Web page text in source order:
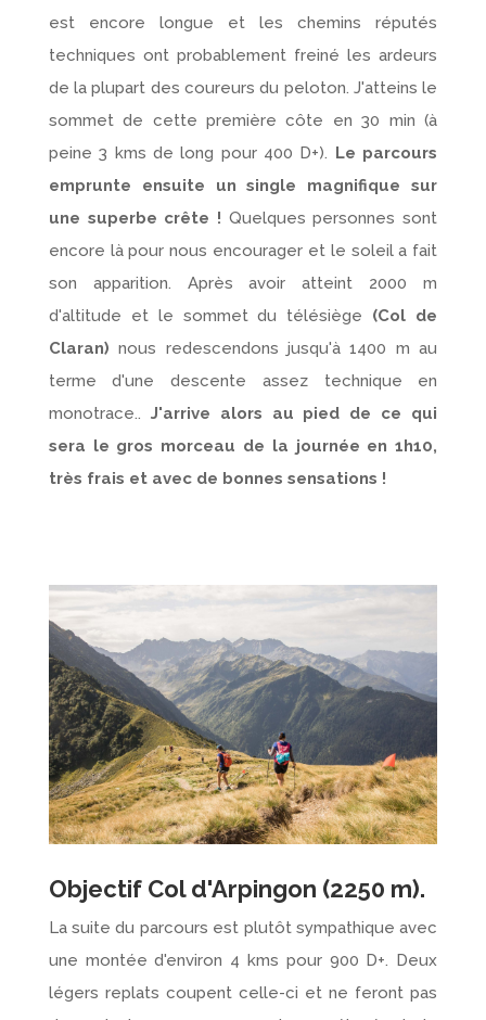
est encore longue et les chemins réputés
techniques ont probablement freiné les ardeurs
de la plupart des coureurs du peloton. J'atteins le
sommet de cette première côte en 30 min (à
peine 3 kms de long pour 400 D+). Le parcours
emprunte ensuite un single magnifique sur
une superbe crête ! Quelques personnes sont
encore là pour nous encourager et le soleil a fait
son apparition. Après avoir atteint 2000 m
d'altitude et le sommet du télésiège (Col de
Claran) nous redescendons jusqu'à 1400 m au
terme d'une descente assez technique en
monotrace.. J'arrive alors au pied de ce qui
sera le gros morceau de la journée en 1h10,
très frais et avec de bonnes sensations !
Objectif Col d'Arpingon (2250 m).
La suite du parcours est plutôt sympathique avec
une montée d'environ 4 kms pour 900 D+. Deux
légers replats coupent celle-ci et ne feront pas